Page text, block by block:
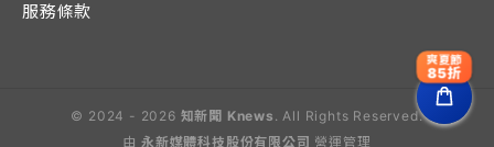
服務條款
© 2024 - 2026 知新聞 Knews . All Rights Reserved.
由 永新媒體科技股份有限公司 營運管理
爽夏節
85折